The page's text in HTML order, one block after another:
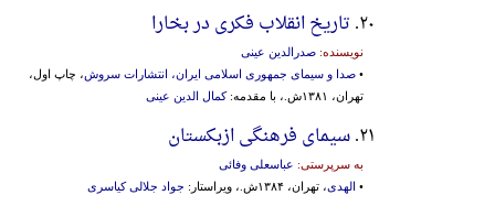
۲۰. تاریخ انقلاب فکری در بخارا
نویسنده: صدرالدین عینی
• صدا و سیمای جمهوری اسلامی ایران، انتشارات سروش، چاپ اول،
تهران، ۱۳۸۱ش.، با مقدمه:
کمال الدین عینی
۲۱. سیمای فرهنگی ازبکستان
به سرپرستی: عباسعلی وفائی
• الهدی، تهران، ۱۳۸۴ش.، ویراستار: جواد جلالی کیاسری